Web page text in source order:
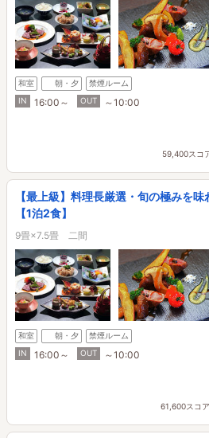
和室 朝・夕
禁煙ルーム
IN
16:00～ OUT ～10:00
59,400スコ
【最上級】料理長厳選・旬の極みを
【1泊2食】
9畳×7.5畳 二間
和室 朝・夕
禁煙ルーム
IN
16:00～ OUT ～10:00
61,600スコ